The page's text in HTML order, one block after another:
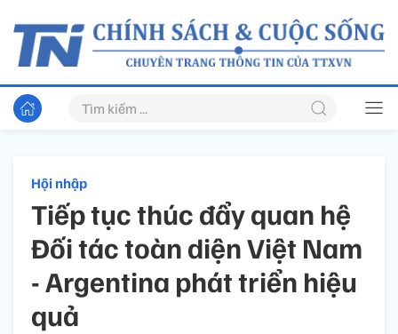
Hội nhập
Tiếp tục thúc đẩy quan hệ
Đối tác toàn diện Việt Nam
- Argentina phát triển hiệu
quả